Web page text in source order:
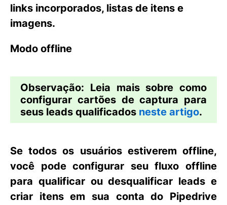
links incorporados, listas de itens e
imagens.
Modo offline
Observação: Leia mais sobre como
configurar cartões de captura para
seus leads qualificados neste artigo.
Se todos os usuários estiverem offline,
você pode configurar seu fluxo offline
para qualificar ou desqualificar leads e
criar itens em sua conta do Pipedrive